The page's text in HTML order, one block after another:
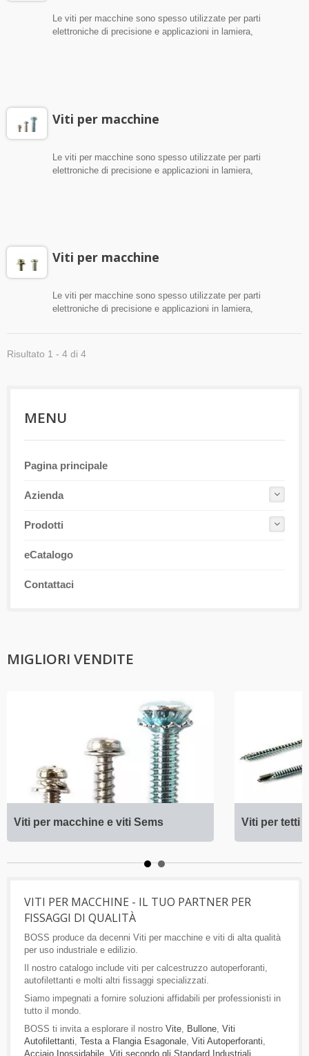
Le viti per macchine sono spesso utilizzate per parti
elettroniche di precisione e applicazioni in lamiera,
Viti per macchine
Le viti per macchine sono spesso utilizzate per parti
elettroniche di precisione e applicazioni in lamiera,
Viti per macchine
Le viti per macchine sono spesso utilizzate per parti
elettroniche di precisione e applicazioni in lamiera,
solito con una recessione a croce o a fessura.
Risultato 1 - 4 di 4
MENU
Pagina principale
Azienda
Prodotti
eCatalogo
Contattaci
MIGLIORI VENDITE
Viti per macchine e viti Sems Viti per tetti
VITI PER MACCHINE - IL TUO PARTNER PER
FISSAGGI DI QUALITÀ
BOSS produce da decenni Viti per macchine e viti di alta qualità
per uso industriale e edilizio.
Il nostro catalogo include viti per calcestruzzo autoperforanti,
autofilettanti e molti altri fissaggi specializzati.
Siamo impegnati a fornire soluzioni affidabili per professionisti in
tutto il mondo.
BOSS ti invita a esplorare il nostro Vite, Bullone, Viti
Autofilettanti, Testa a Flangia Esagonale, Viti Autoperforanti,
Acciaio Inossidabile Viti secondo gli Standard Industriali